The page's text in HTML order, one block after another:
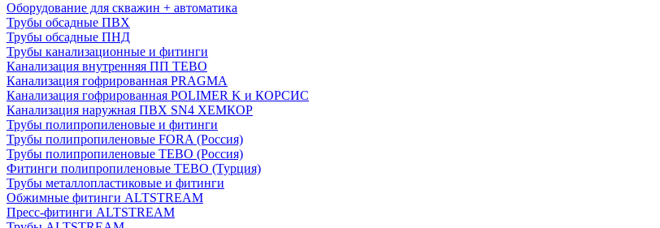
Оборудование для скважин + автоматика
Трубы обсадные ПВХ
Трубы обсадные ПНД
Трубы канализационные и фитинги
Канализация внутренняя ПП TEBO
Канализация гофрированная PRAGMA
Канализация гофрированная POLIMER K и КОРСИС
Канализация наружная ПВХ SN4 ХЕМКОР
Трубы полипропиленовые и фитинги
Трубы полипропиленовые FORA (Россия)
Трубы полипропиленовые TEBO (Россия)
Фитинги полипропиленовые TEBO (Турция)
Трубы металлопластиковые и фитинги
Обжимные фитинги ALTSTREAM
Пресс-фитинги ALTSTREAM